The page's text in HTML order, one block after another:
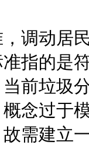
动居民
指的是
前垃圾
概念过
需建立